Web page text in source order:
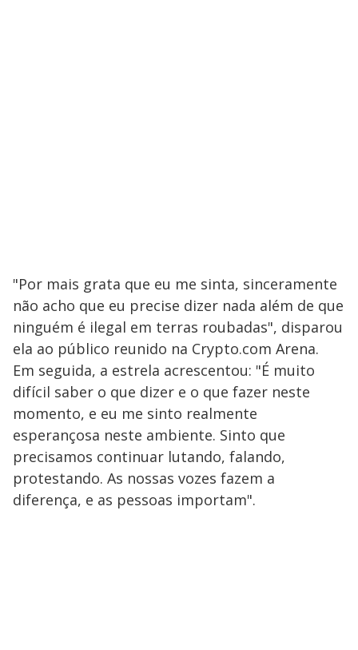
"Por mais grata que eu me sinta, sinceramente
não acho que eu precise dizer nada além de que
ninguém é ilegal em terras roubadas", disparou
ela ao público reunido na Crypto.com Arena.
Em seguida, a estrela acrescentou: "É muito
difícil saber o que dizer e o que fazer neste
momento, e eu me sinto realmente
esperançosa neste ambiente. Sinto que
precisamos continuar lutando, falando,
protestando. As nossas vozes fazem a
diferença, e as pessoas importam".